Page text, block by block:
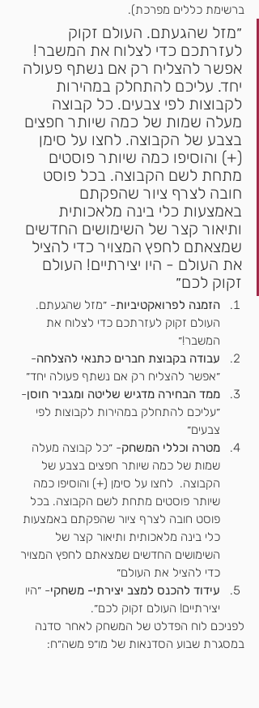
ברשימת כללים מפרכת).
״מזל שהגעתם. העולם זקוק
לעזרתכם כדי לצלוח את המשבר!
אפשר להצליח רק אם נשתף פעולה
יחד. עליכם להתחלק במהירות
לקבוצות לפי צבעים. כל קבוצה
מעלה שמות של כמה שיותר חפצים
בצבע של הקבוצה. לחצו על סימן
(+) והוסיפו כמה שיותר פוסטים
מתחת לשם הקבוצה. בכל פוסט
חובה לצרף ציור שהפקתם
באמצעות כלי בינה מלאכותית
ותיאור קצר של השימושים החדשים
שמצאתם לחפץ המצויר כדי להציל
את העולם - היו יצירתיים! העולם
זקוק לכם״
הזמנה לפרואקטיביות- ״מזל שהגעתם.
העולם זקוק לעזרתכם כדי לצלוח את
המשבר!״
עבודה בקבוצת חברים כתנאי להצלחה-
״אפשר להצליח רק אם נשתף פעולה יחד״
ממד הבחירה מדגיש שליטה ומגביר חוסן-
״עליכם להתחלק במהירות לקבוצות לפי
צבעים״
מטרה וכללי המשחק- ״כל קבוצה מעלה
שמות של כמה שיותר חפצים בצבע של
הקבוצה.  לחצו על סימן (+) והוסיפו כמה
שיותר פוסטים מתחת לשם הקבוצה. בכל
פוסט חובה לצרף ציור שהפקתם באמצעות
כלי בינה מלאכותית ותיאור קצר של
השימושים החדשים שמצאתם לחפץ המצויר
כדי להציל את העולם״
עידוד להכנס למצב יצירתי- משחקי- ״היו
יצירתיים! העולם זקוק לכם״.
לפניכם לוח הפדלט של המשחק לאחר סדנה
במסגרת שבוע הסדנאות של מו״פ משה״ח: